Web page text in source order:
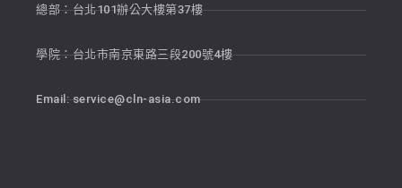
總部：台北101辦公大樓第37樓
學院：台北市南京東路三段200號4樓
Email:service@cln-asia.com